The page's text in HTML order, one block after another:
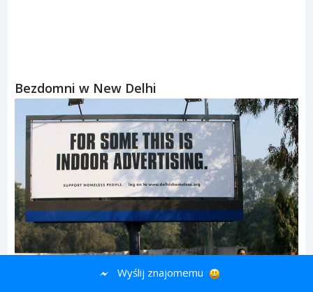
Bezdomni w New Delhi
Wyślij znajomemu